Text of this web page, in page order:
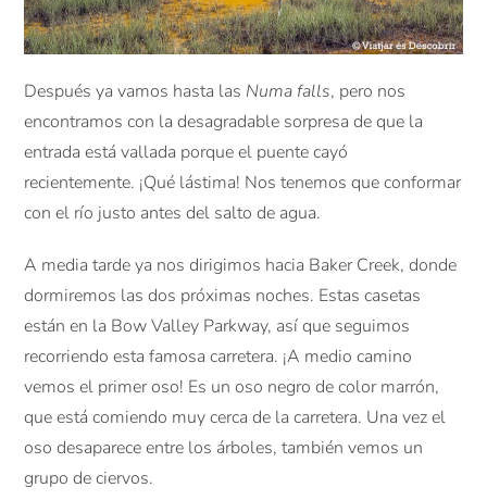
Después ya vamos hasta las Numa falls, pero nos
encontramos con la desagradable sorpresa de que la
entrada está vallada porque el puente cayó
recientemente. ¡Qué lástima! Nos tenemos que conformar
con el río justo antes del salto de agua.
A media tarde ya nos dirigimos hacia Baker Creek, donde
dormiremos las dos próximas noches. Estas casetas
están en la Bow Valley Parkway, así que seguimos
recorriendo esta famosa carretera. ¡A medio camino
vemos el primer oso! Es un oso negro de color marrón,
que está comiendo muy cerca de la carretera. Una vez el
oso desaparece entre los árboles, también vemos un
grupo de ciervos.